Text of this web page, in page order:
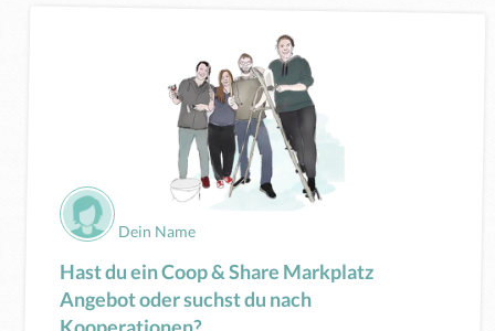
Dein Name
Hast du ein Coop & Share Markplatz
Angebot oder suchst du nach